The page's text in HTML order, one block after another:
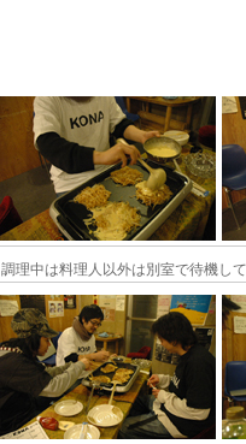
調理中は料理人以外は別室で待機し